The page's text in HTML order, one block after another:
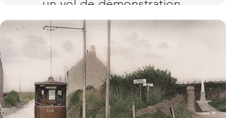
un vol de démonstration.
Un vent violant ne lui
permettant pas de repartir
vers l’aérodrome improvisé
à Beuvrequen, De Rue
décide de faire remorquer
l'appareil, par la plage,
jusqu’à la Pointe aux Oies